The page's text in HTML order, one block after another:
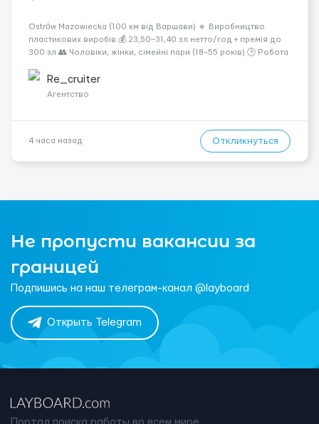
Ostrów Mazowiecka (100 км від Варшави) 🔹 Виробництво
пластикових виробів 💰 23,50–31,40 зл нетто/год + премія до
300 зл 👥 Чоловіки, жінки, сімейні пари (18–55 років) 🕒 Робота
житло — 400 зл. 📦 Обов...
Re_cruiter
Агентство
4 часа назад Откликнуться
Не пропусти вакансии за
границей
Подпишись на наш телеграм-канал @layboard
Открыть Telegram